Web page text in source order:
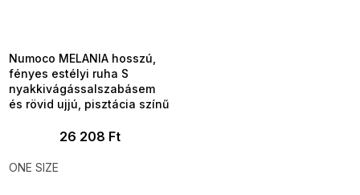
Numoco MELANIA hosszú,
fényes estélyi ruha S
nyakkivágássalszabásem
és rövid ujjú, pisztácia színű
26 208 Ft
ONE SIZE